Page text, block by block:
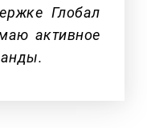
Глобал
активное